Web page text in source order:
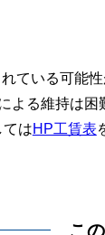
ている可能性
よる維持は困
てはHP工賃表
こ